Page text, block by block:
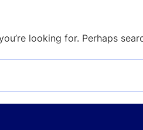
looking for. Perhaps